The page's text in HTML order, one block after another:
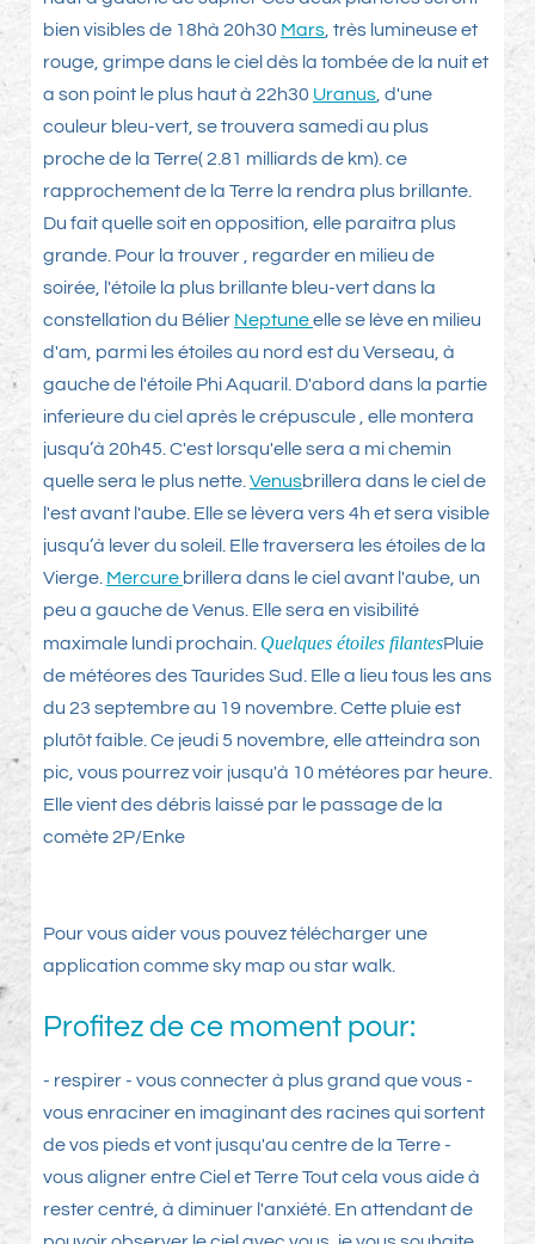
bien visibles de 18hà 20h30 Mars, très lumineuse et
rouge, grimpe dans le ciel dès la tombée de la nuit et
a son point le plus haut à 22h30 Uranus, d'une
couleur bleu-vert, se trouvera samedi au plus
proche de la Terre( 2.81 milliards de km). ce
rapprochement de la Terre la rendra plus brillante.
Du fait quelle soit en opposition, elle paraitra plus
grande. Pour la trouver , regarder en milieu de
soirée, l'étoile la plus brillante bleu-vert dans la
constellation du Bélier Neptuneelle se lève en milieu
d'am, parmi les étoiles au nord est du Verseau, à
gauche de l'étoile Phi Aquaril. D'abord dans la partie
inferieure du ciel après le crépuscule , elle montera
jusqu’à 20h45. C'est lorsqu'elle sera a mi chemin
quelle sera le plus nette.Venusbrillera dans le ciel de
l'est avant l'aube. Elle se lèvera vers 4h et sera visible
jusqu’à lever du soleil. Elle traversera les étoiles de la
Vierge. Mercure brillera dans le ciel avant l'aube, un
peu a gauche de Venus. Elle sera en visibilité
maximale lundi prochain. Quelques étoiles filantesPluie
de météores des Taurides Sud. Elle a lieu tous les ans
du 23 septembre au 19 novembre. Cette pluie est
plutôt faible. Ce jeudi 5 novembre, elle atteindra son
pic, vous pourrez voir jusqu'à 10 météores par heure.
Elle vient des débris laissé par le passage de la
comète 2P/Enke
Pour vous aider vous pouvez télécharger une
application comme sky map ou star walk.
Profitez de ce moment pour:
- respirer - vous connecter à plus grand que vous -
vous enraciner en imaginant des racines qui sortent
de vos pieds et vont jusqu'au centre de la Terre -
vous aligner entre Ciel et Terre Tout cela vous aide à
rester centré, à diminuer l'anxiété. En attendant de